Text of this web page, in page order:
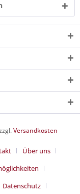
Versandkosten
Über uns
Datenschutz